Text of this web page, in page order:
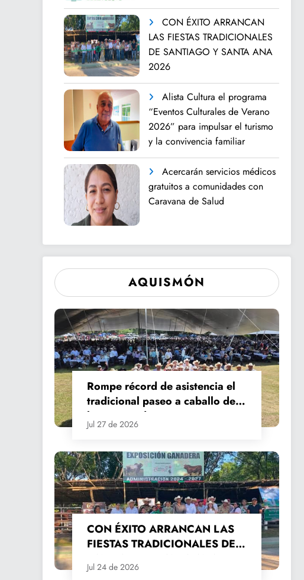
CON ÉXITO ARRANCAN
LAS FIESTAS TRADICIONALES
DE SANTIAGO Y SANTA ANA
2026
Alista Cultura el programa
“Eventos Culturales de Verano
2026” para impulsar el turismo
y la convivencia familiar
Acercarán servicios médicos
gratuitos a comunidades con
Caravana de Salud
AQUISMÓN
Rompe récord de asistencia el
tradicional paseo a caballo de
las Fiestas de Santiago y Santa
Ana
Jul 27 de 2026
CON ÉXITO ARRANCAN LAS
FIESTAS TRADICIONALES DE
2026
Jul 24 de 2026